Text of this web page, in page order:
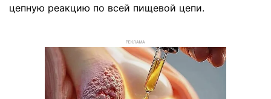
цепную реакцию по всей пищевой цепи.
РЕКЛАМА